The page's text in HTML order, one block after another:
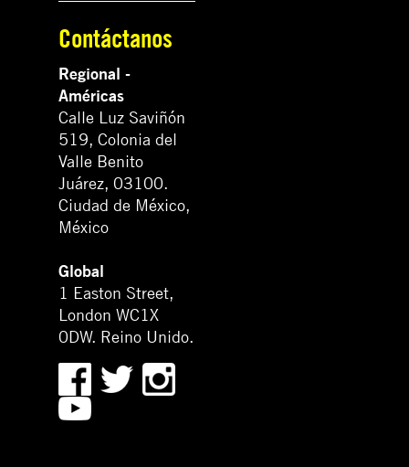
Contáctanos
Regional -
Américas
Calle Luz Saviñón
519, Colonia del
Valle Benito
Juárez, 03100.
Ciudad de México,
México
Global
1 Easton Street,
London WC1X
0DW. Reino Unido.